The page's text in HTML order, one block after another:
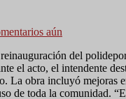
aún
del
el acto, el intendente
La obra incluyó mejoras
de toda la comunidad.